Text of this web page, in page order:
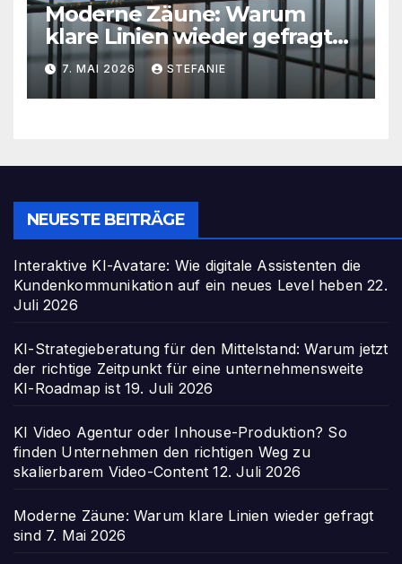
Moderne Zäune: Warum
klare Linien wieder gefragt
sind
7. MAI 2026 STEFANIE
NEUESTE BEITRÄGE
Interaktive KI-Avatare: Wie digitale Assistenten die
Kundenkommunikation auf ein neues Level heben 22.
Juli 2026
KI-Strategieberatung für den Mittelstand: Warum jetzt
der richtige Zeitpunkt für eine unternehmensweite
KI-Roadmap ist 19. Juli 2026
KI Video Agentur oder Inhouse-Produktion? So
finden Unternehmen den richtigen Weg zu
skalierbarem Video-Content 12. Juli 2026
Moderne Zäune: Warum klare Linien wieder gefragt
sind 7. Mai 2026